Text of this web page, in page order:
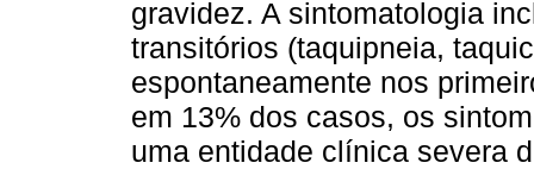
gravidez. A sintomatologia
transitórios (taquipneia,
espontaneamente nos
em 13% dos casos, os
uma entidade clínica severa